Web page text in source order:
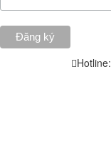
Hotline: